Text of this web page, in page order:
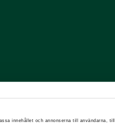
innehållet och annonserna till användarna,